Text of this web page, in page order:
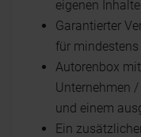
eigenen
Garantierter
für
Autorenbox
Unternehmen
und einem
Ein